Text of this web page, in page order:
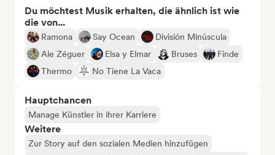
Du möchtest Musik erhalten, die ähnlich ist wie
die von...
Ramona Say Ocean
División Minúscula
Ale Zéguer
Elsa y Elmar Bruses
Finde
Thermo
No Tiene La Vaca
Hauptchancen
Manage Künstler in ihrer Karriere
Weitere
Zur Story auf den sozialen Medien hinzufügen